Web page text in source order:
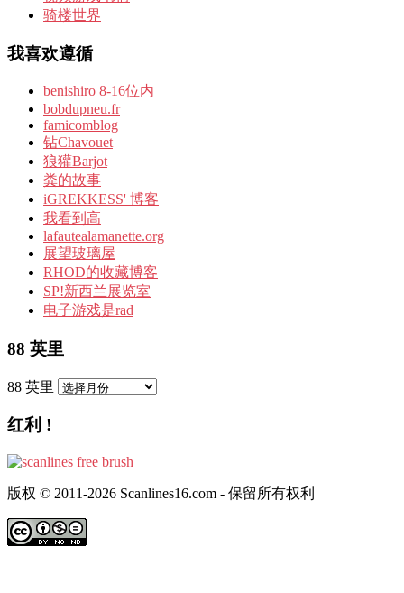
骑楼世界
我喜欢遵循
benishiro 8-16位内
bobdupneu.fr
famicomblog
钻Chavouet
狼獾Barjot
粪的故事
iGREKKESS' 博客
我看到高
lafautealamanette.org
展望玻璃屋
RHOD的收藏博客
SP!新西兰展览室
电子游戏是rad
88 英里
88 英里
红利 !
版权 © 2011-2026 Scanlines16.com - 保留所有权利